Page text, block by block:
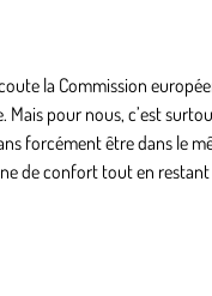
la Commission
pour nous, c’est
forcément être dans le
de confort tout en restant